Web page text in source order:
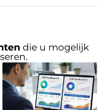
die u mogelijk